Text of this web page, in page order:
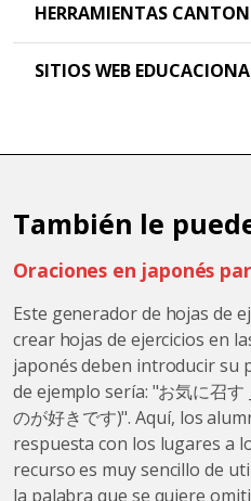
HERRAMIENTAS
SITIOS WEB
También le
Oraciones en japonés
Este generador de hojas de
crear hojas de ejercicios en
japonés deben introducir su
de ejemplo sería: "お気に召す
のが好きです)". Aquí, los
respuesta con los lugares a
recurso es muy sencillo de
la palabra que se quiere